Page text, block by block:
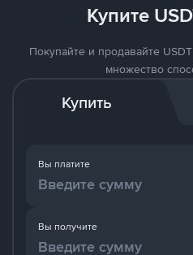
Купите
Покупайте и продавайте
множество
Купить
Вы платите
Вы получите